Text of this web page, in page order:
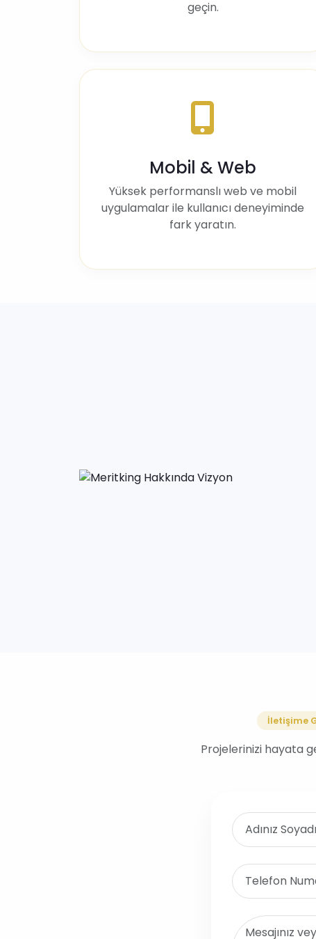
geçin.
Mobil & Web
Yüksek performanslı web ve mobil
uygulamalar ile kullanıcı deneyiminde
fark yaratın.
İletişime
Projelerinizi hayata